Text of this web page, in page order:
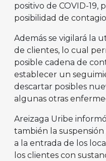
positivo de COVID-19,
posibilidad de
Además se vigilará la
de clientes, lo cual
posible cadena de
establecer un
descartar posibles
algunas otras
Areizaga Uribe
también la
a la entrada de los
los clientes con